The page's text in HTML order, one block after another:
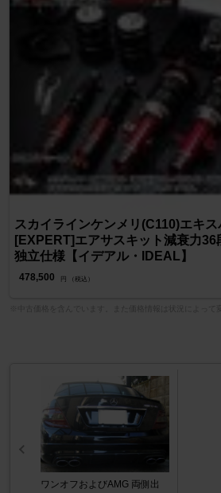
スカイラインケンメリ(C110)エキ
[EXPERT]エアサスキット減衰力
独立仕様【イデアル・IDEAL】
478,500 円 （税込）
ワンオフおよびAMG 両側出